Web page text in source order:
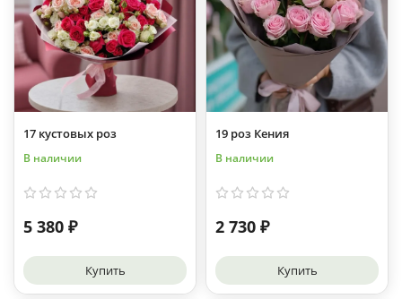
17 кустовых роз
В наличии
5 380 ₽
Купить
19 роз Кения
В наличии
2 730 ₽
Купить